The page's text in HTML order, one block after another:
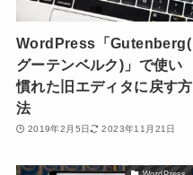
WordPress「Gutenberg(
グーテンベルク)」で使い
慣れた旧エディタに戻す方
法
2019年2月5日 2023年11月21日